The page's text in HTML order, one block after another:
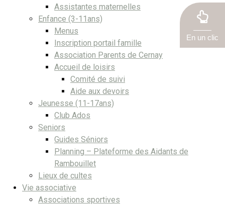
Assistantes maternelles
Enfance (3-11ans)
Menus
Inscription portail famille
Association Parents de Cernay
Accueil de loisirs
Comité de suivi
Aide aux devoirs
Jeunesse (11-17ans)
Club Ados
Seniors
Guides Séniors
Planning – Plateforme des Aidants de
Rambouillet
Lieux de cultes
Vie associative
Associations sportives
En un clic